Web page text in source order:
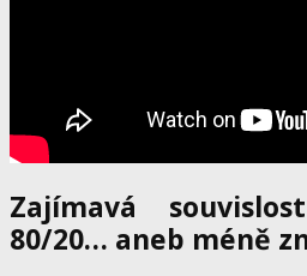
Zajímavá
80/20… aneb méně